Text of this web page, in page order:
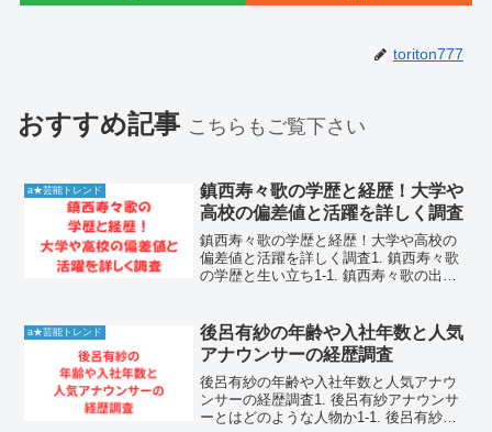
toriton777
おすすめ記事 こちらもご覧下さい
a★芸能トレンド
鎮西寿々歌の学歴と経歴！大学や
高校の偏差値と活躍を詳しく調査
鎮西寿々歌の学歴と経歴！大学や高校の
偏差値と活躍を詳しく調査1. 鎮西寿々歌
の学歴と生い立ち1-1. 鎮西寿々歌の出身
の愛らしいルックスと豊かな才能で周囲
を魅了し、早く...
a★芸能トレンド
後呂有紗の年齢や入社年数と人気
アナウンサーの経歴調査
後呂有紗の年齢や入社年数と人気アナウ
ンサーの経歴調査1. 後呂有紗アナウンサ
ーとはどのような人物か1-1. 後呂有紗の